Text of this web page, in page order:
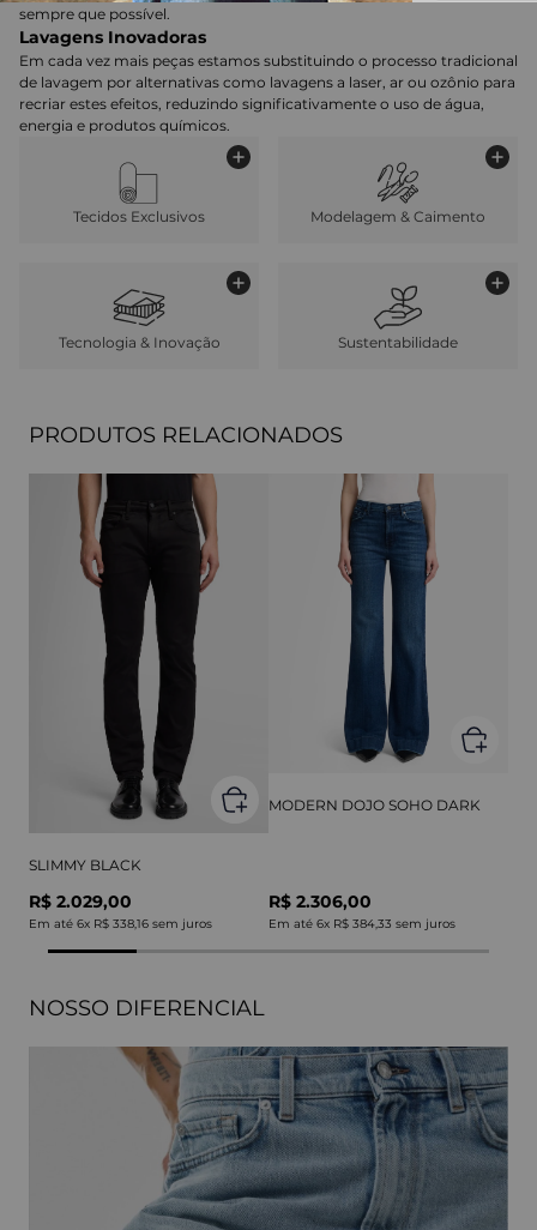
sempre que possível.
Lavagens Inovadoras
Em cada vez mais peças estamos substituindo o processo tradicional
de lavagem por alternativas como lavagens a laser, ar ou ozônio para
recriar estes efeitos, reduzindo significativamente o uso de água,
energia e produtos químicos.
Tecidos Exclusivos Modelagem & Caimento
Tecnologia & Inovação Sustentabilidade
PRODUTOS RELACIONADOS
SLIMMY BLACK
R$ 2.029,00
Em até 6x R$ 338,16 sem juros
MODERN DOJO SOHO DARK
R$ 2.306,00
Em até 6x R$ 384,33 sem juros
NOSSO DIFERENCIAL